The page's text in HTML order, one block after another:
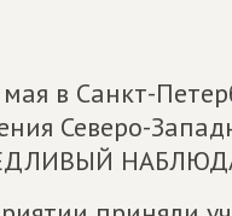
в Санкт-
Северо-